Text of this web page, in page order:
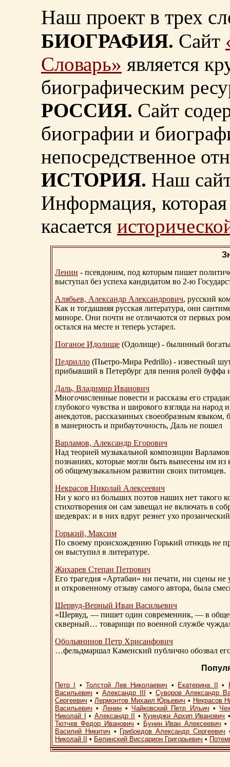
Наш проект в трех
БИОГРАФИЯ. Сайт
Словарь» является
биографическим
РОССИЯ. Сайт
биографии и
непосредственное
ИСТОРИЯ. Наш
Информация, которая
касается
Ленин - псевдоним, под которым пишет
выступал без успеха кандидатом во 2-ю
Алябьев, Александр Александрович, русский
Как и тогдашняя русская литература, они
миноре. Они почти не отличаются от первых
остался на месте и теперь устарел.
Поганое Идолище (Одолище) - былинный
Педрилло (Пьетро-Мира Pedrillo) - известный
прибывший в Петербург для пения ролей буффа
Даль, Владимир Иванович
Многочисленные повести и рассказы его
глубокого чувства и широкого взгляда на
анекдотов, рассказанных своеобразным
в манерность и прибауточность, Даль не пошел
Варламов, Александр Егорович
Над теорией музыкальной композиции
познаниях, которые могли быть вынесены им из
об общемузыкальном развитии своих питомцев.
Некрасов Николай Алексеевич
Ни у кого из больших поэтов наших нет такого
стихотворения он сам завещал не включать в
шедеврах: и в них вдруг резнет ухо
Горький, Максим
По своему происхождению Горький отнюдь не
он выступил в литературе.
Жихарев Степан Петрович
Его трагедия «Артабан» ни печати, ни сцены
и откровенному отзыву самого автора, была
Шервуд-Верный Иван Васильевич
«Шервуд, — пишет один современник, — в
скверный… товарищи по военной службе
Обольянинов Петр Хрисанфович
…фельдмаршал Каменский публично обозвал
Петр I •Толстой Лев Николаевич • Екатерина II •
Васильевич • Александр III • Суворов Александр
Сергеевич •Лермонтов Михаил Юрьевич • Некрасов
Васильевич • Ленин• Чайковский Петр Ильич •
Николай I
• Александр II • Куинджи Архип Иванович
Тютчев Федор Иванович • Бунин Иван Алексеевич •
Василий Никитич • Грибоедов Александр Сергеевич
Николай II
• Белинский Виссарион Григорьевич •